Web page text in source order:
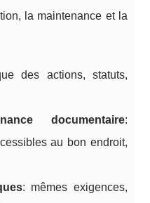
la maintenance et la
des actions, statuts,
documentaire:
au bon endroit,
: mêmes exigences,